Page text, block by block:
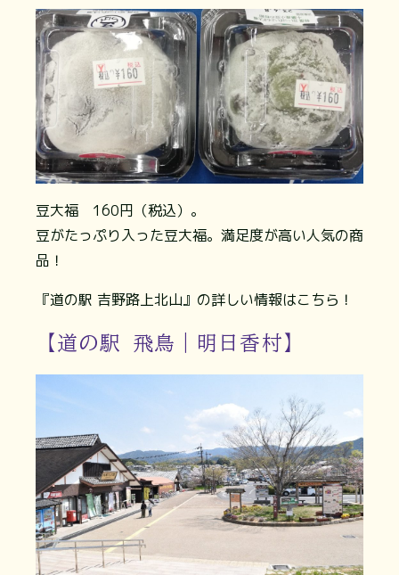
豆大福 160円（税込）。
豆がたっぷり入った豆大福。満足度が高い人気の商
品！
『道の駅 吉野路上北山』の詳しい情報はこちら！
【道の駅 飛鳥｜明日香村】